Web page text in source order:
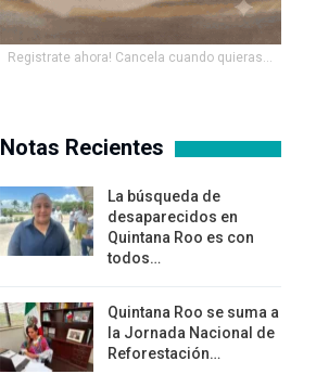
Registrate ahora! Cancela cuando quieras...
Notas Recientes
La búsqueda de
desaparecidos en
Quintana Roo es con
todos…
Quintana Roo se suma a
la Jornada Nacional de
Reforestación…